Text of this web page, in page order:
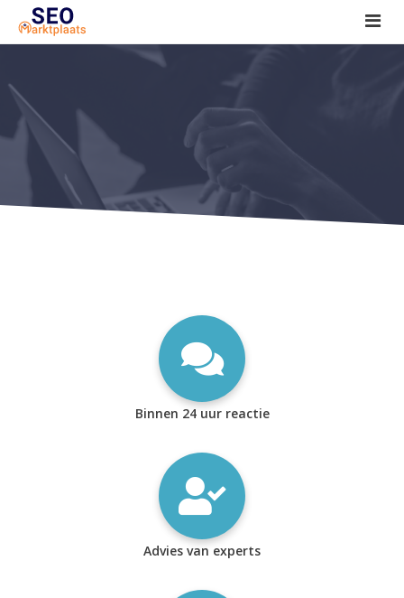
SEO tools reviews
Marketeer bij jou in de buurt?
Offerte
1. Seo voor beginners +
2. Onderzoeken +
Binnen 24 uur reactie
Advies van experts